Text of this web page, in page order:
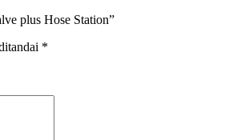
plus Hose Station”
*